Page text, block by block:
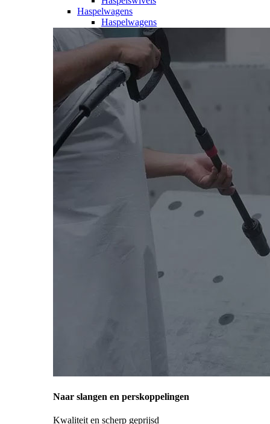
Haspelwagens
Haspelwagens
Naar slangen en perskoppelingen
Kwaliteit en scherp geprijsd